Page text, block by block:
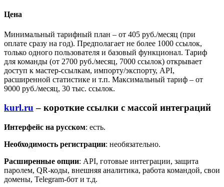
Цена
Минимальный тарифный план – от 405 руб./месяц (при
оплате сразу на год). Предполагает не более 1000 ссылок,
только одного пользователя и базовый функционал. Тариф
для команды (от 2700 руб./месяц, 7000 ссылок) открывает
доступ к мастер-ссылкам, импорту/экспорту, API,
расширенной статистике и т.п. Максимальный тариф – от
9000 руб./месяц, 30 тыс. ссылок.
kurl.ru – короткие ссылки с массой интеграций
Интерфейс на русском: есть.
Необходимость регистрации: необязательно.
Расширенные опции: API, готовые интеграции, защита
паролем, QR-коды, внешняя аналитика, работа командой, свои
домены, Telegram-бот и т.д.